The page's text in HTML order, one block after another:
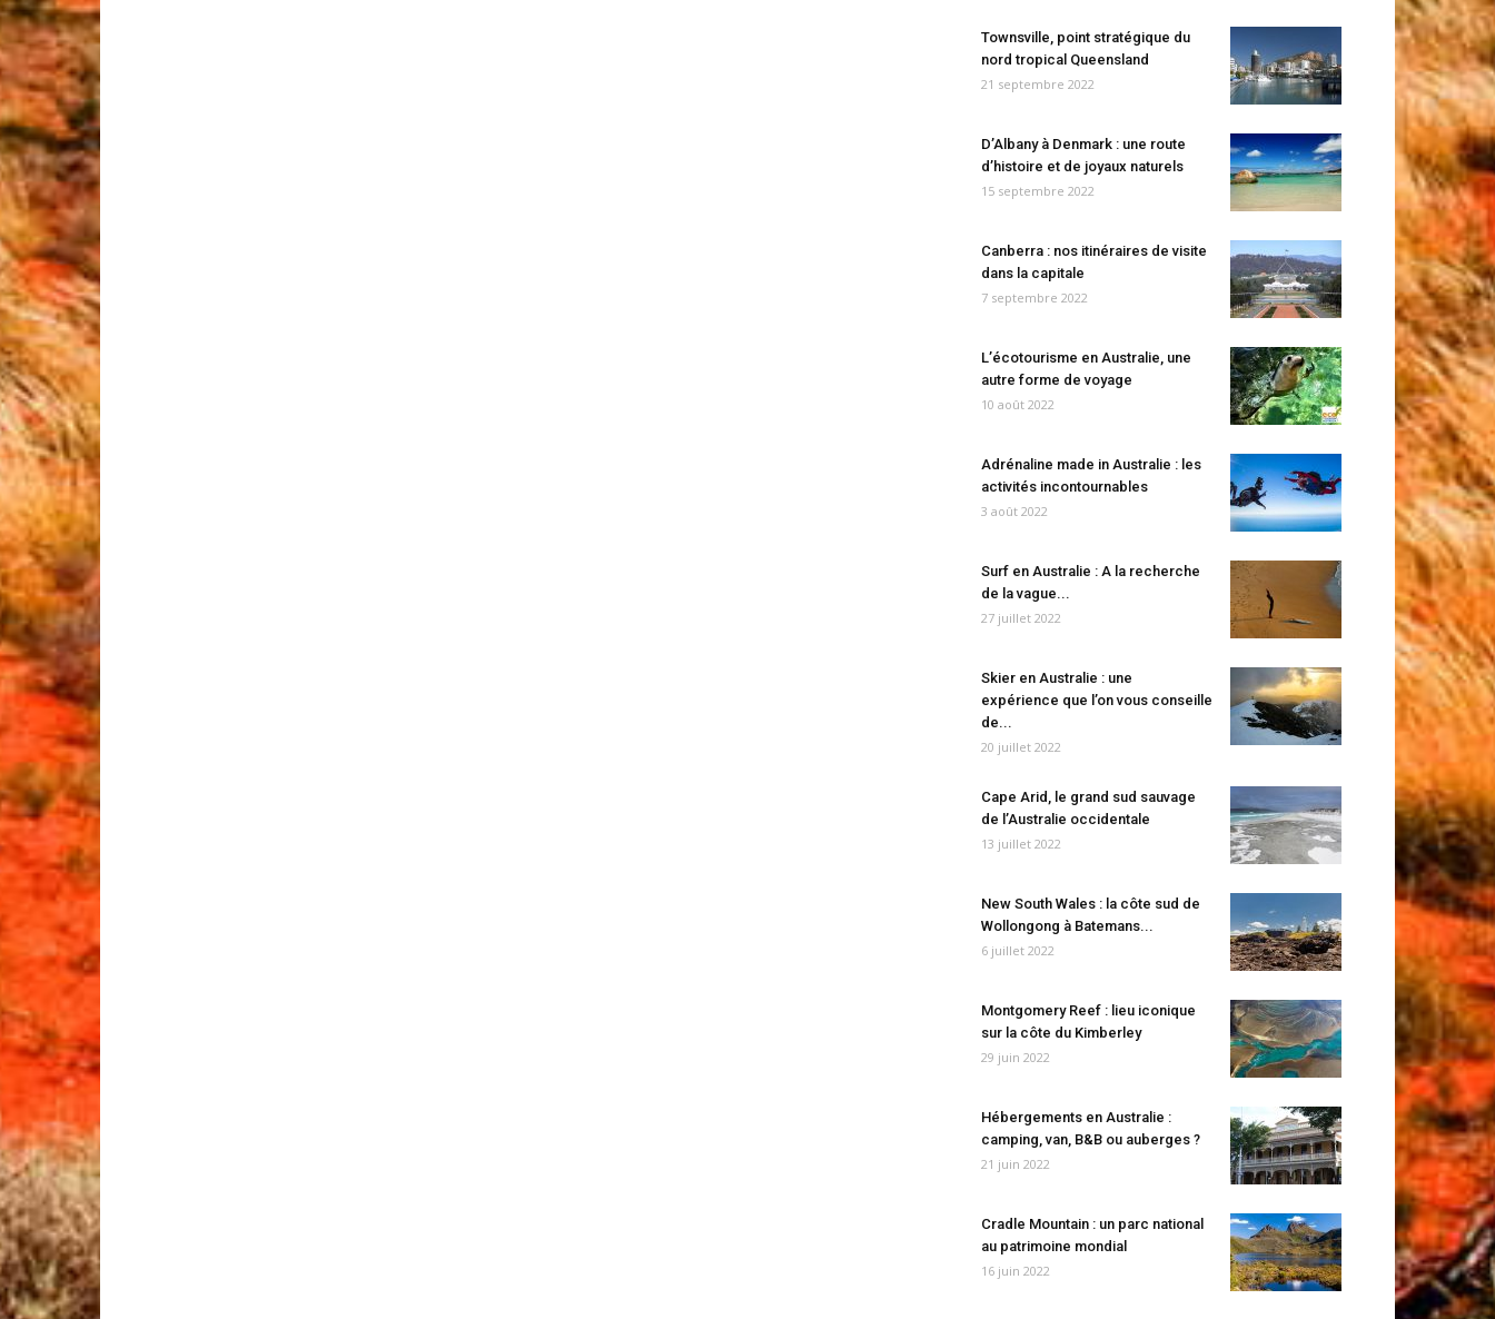
Townsville, point stratégique du
nord tropical Queensland
21 septembre 2022
D’Albany à Denmark : une route
d’histoire et de joyaux naturels
15 septembre 2022
Canberra : nos itinéraires de visite
dans la capitale
7 septembre 2022
L’écotourisme en Australie, une
autre forme de voyage
10 août 2022
Adrénaline made in Australie : les
activités incontournables
3 août 2022
Surf en Australie : A la recherche
de la vague...
27 juillet 2022
Skier en Australie : une
expérience que l’on vous conseille
de...
20 juillet 2022
Cape Arid, le grand sud sauvage
de l’Australie occidentale
13 juillet 2022
New South Wales : la côte sud de
Wollongong à Batemans...
6 juillet 2022
Montgomery Reef : lieu iconique
sur la côte du Kimberley
29 juin 2022
Hébergements en Australie :
camping, van, B&B ou auberges ?
21 juin 2022
Cradle Mountain : un parc national
au patrimoine mondial
16 juin 2022